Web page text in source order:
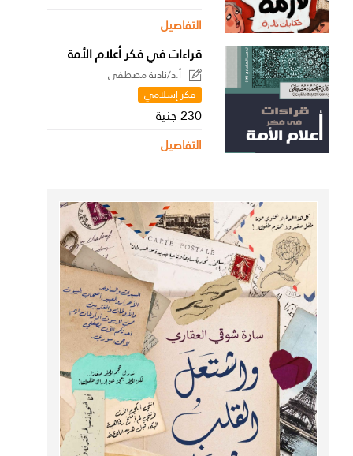
التفاصيل
قراءات في فكر أعلام الأمة
أ.د/نادية مصطفى
فكر إسلامي
230 جنية
التفاصيل